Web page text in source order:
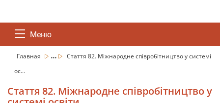
Меню
Главная ...
Стаття 82. Міжнародне співробітництво у системі
ос...
Стаття 82. Міжнародне співробітництво у